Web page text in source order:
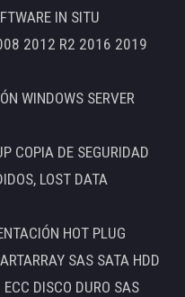
IN SITU
2012 R2 2016 2019
WINDOWS SERVER
COPIA DE SEGURIDAD
LOST DATA
HOT PLUG
SAS SATA HDD
DISCO DURO SAS